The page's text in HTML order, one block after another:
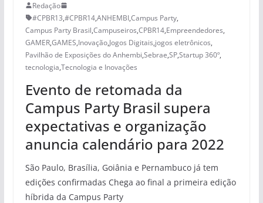
Redação
#CPBR13,#CPBR14,ANHEMBI,Campus Party,
Campus Party Brasil,Campuseiros,CPBR14,Empreendedores,
GAMER,GAMES,Inovação,Jogos Digitais,jogos eletrônicos,
Pavilhão de Exposições do Anhembi,Sebrae,SP,Startup 360º,
tecnologia,Tecnologia e Inovações
Evento de retomada da
Campus Party Brasil supera
expectativas e organização
anuncia calendário para 2022
São Paulo, Brasília, Goiânia e Pernambuco já tem
edições confirmadas Chega ao final a primeira edição
híbrida da Campus Party